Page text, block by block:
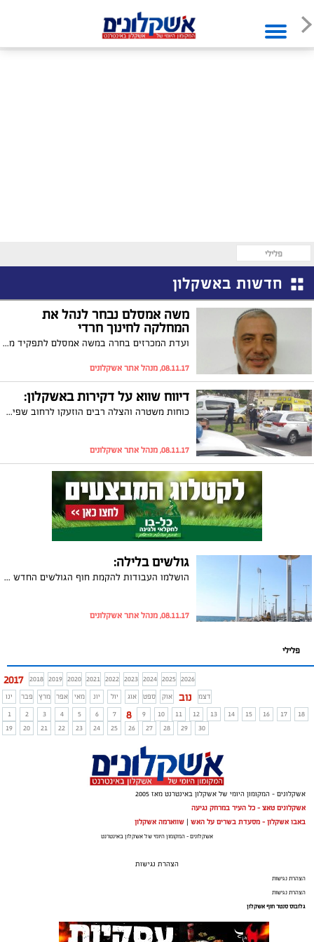
פלילי
חדשות באשקלון
משה אמסלם נבחר לנהל את
המחלקה לחינוך חרדי
ועדת המכרזים בחרה במשה אמסלם לתפקיד מנהל מחלקת החינוך החרדי. חבר המועצה היוצא, חי דהרי: "המחלקה לחינוך החרדי היא יוזמה שעמלתי עליה, מאחל בהצלחה למנהל הנבחר"
08.11.17, מנהל אתר אשקלונים
דיווח שווא על דקירות באשקלון:
כוחות משטרה והצלה רבים הוזעקו לרחוב שפירא היום (רביעי), לאחר שדווח כי מחבל דקר חמישה אנשים ברחוב. עד מהרה התברר כי מדובר באירוע שפרץ ככל הנראה על רקע ויכוח אישי, כאשר איש לא נדקר ולא נפגע. במשטרה מבקשים: "לגלות אחריות כלפי הציבור ולא לפרסם דברים שלא מבוססים ושאינם מאומתים"
08.11.17, מנהל אתר אשקלונים
גולשים בלילה:
הושלמו העבודות להקמת חוף הגולשים החדש בחוף 'דלילה': כעת עם תוספת התאורה החדשה ועם שינויים בתאורה הקיימת, תתאפשר גלישה בחוף גם בשעות החשיכה. הממונה על החופים, יוחאי יפרח: "מגיע לגולשים בית אמיתי"
08.11.17, מנהל אתר אשקלונים
פלילי
2017 2018 2019 2020 2021 2022 2023 2024 2025 2026
ינו
פבר מרץ אפר מאי יונ יול אוג ספט אוק נוב
דצמ
1
2 3 4 5 6 7 8 9 10 11 12 13 14 15 16 17
18
19
20 21 22 23 24 25 26 27 28 29 30
אשקלונים - המקומון היומי של אשקלון באינטרנט מאז 2005
אשקלונים טאצ - כל העיר במרחק נגיעה
באבו אשקלון - מסעדת בשרים על האש | שווארמה אשקלון
אשקלונים - המקומון היומי של אשקלון באינטרנט
הצהרת נגישות
הצהרת נגישות
הצהרת נגישות
גלובוס סנטר חוף אשקלון